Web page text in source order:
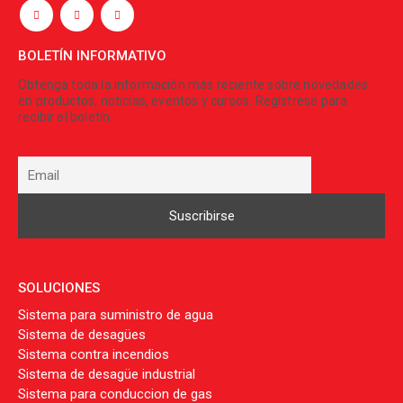
BOLETÍN INFORMATIVO
Obtenga toda la información más reciente sobre novedades
en productos, noticias, eventos y cursos. Regístrese para
recibir el boletín.
SOLUCIONES
Sistema para suministro de agua
Sistema de desagües
Sistema contra incendios
Sistema de desagüe industrial
Sistema para conduccion de gas